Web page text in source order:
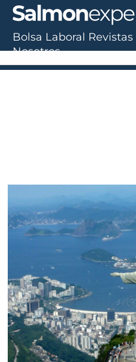
Bolsa Laboral Revistas
Nosotros